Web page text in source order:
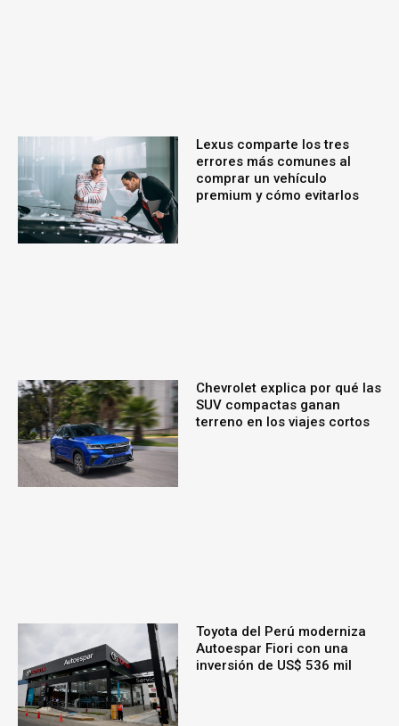
Lexus comparte los tres
errores más comunes al
comprar un vehículo
premium y cómo evitarlos
Chevrolet explica por qué las
SUV compactas ganan
terreno en los viajes cortos
Toyota del Perú moderniza
Autoespar Fiori con una
inversión de US$ 536 mil